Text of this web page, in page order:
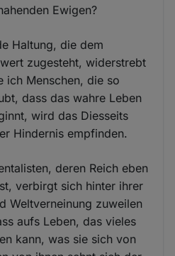
Ewigen?
Haltung, die dem
zugesteht, widerstrebt
ich Menschen, die so
dass das wahre Leben
wird das Diesseits
Hindernis empfinden.
deren Reich eben
verbirgt sich hinter ihrer
Weltverneinung zuweilen
aufs Leben, das vieles
kann, was sie sich von